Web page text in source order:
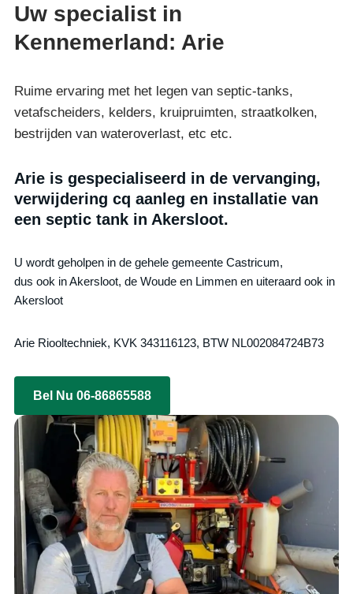
Uw specialist in
Kennemerland: Arie
Ruime ervaring met het legen van septic-tanks,
vetafscheiders, kelders, kruipruimten, straatkolken,
bestrijden van wateroverlast, etc etc.
Arie is gespecialiseerd in de vervanging,
verwijdering cq aanleg en installatie van
een septic tank in Akersloot.
U wordt geholpen in de gehele gemeente Castricum,
dus ook in Akersloot, de Woude en Limmen en uiteraard ook in
Akersloot
Arie Riooltechniek, KVK 343116123, BTW NL002084724B73
Bel Nu 06-86865588